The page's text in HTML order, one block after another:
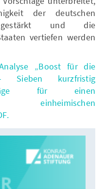
der deutschen
gestärkt und die
vertiefen werden
„Boost für die
– Sieben kurzfristig
für einen
einheimischen